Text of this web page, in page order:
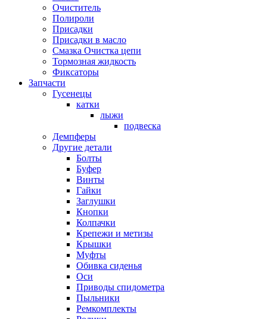
Очиститель
Полироли
Присадки
Присадки в масло
Смазка Очистка цепи
Тормозная жидкость
Фиксаторы
Запчасти
Гусенецы
катки
лыжи
подвеска
Демпферы
Другие детали
Болты
Буфер
Винты
Гайки
Заглушки
Кнопки
Колпачки
Крепежи и метизы
Крышки
Муфты
Обивка сиденья
Оси
Приводы спидометра
Пыльники
Ремкомплекты